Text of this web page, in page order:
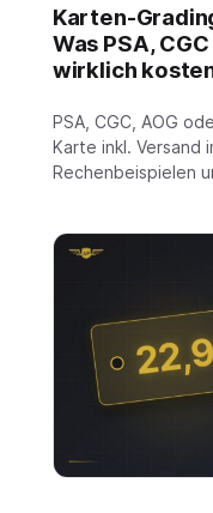
Karten-
Was PSA,
wirklich
PSA, CGC, AOG
Karte inkl. Versand
Rechenbeispielen